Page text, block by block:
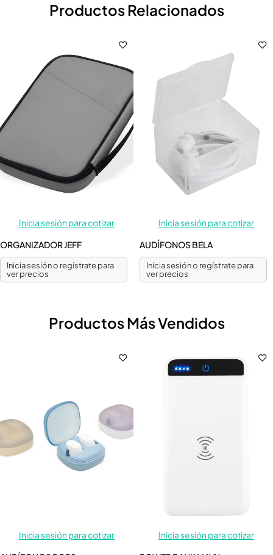
Productos Relacionados
Inicia sesión para cotizar
ORGANIZADOR JEFF
Inicia sesión o regístrate para
ver precios
Inicia sesión para cotizar
AUDÍFONOS BELA
Inicia sesión o regístrate para
ver precios
Productos Más Vendidos
Inicia sesión para cotizar
Inicia sesión para cotizar